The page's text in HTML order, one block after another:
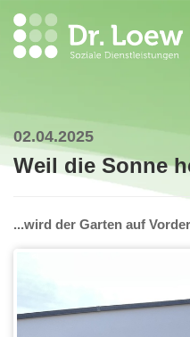
02.04.2025
Weil die Sonne
...wird der Garten auf